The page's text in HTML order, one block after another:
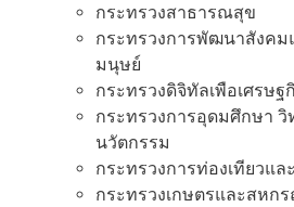
กระทรวงสาธารณสุข
กระทรวงการพัฒนาสังค
มนุษย์
กระทรวงดิจิทัลเพือเศรษฐ
กระทรวงการอุดมศึกษา วิ
นวัตกรรม
กระทรวงการท่องเทียวแล
กระทรวงเกษตรและสหก